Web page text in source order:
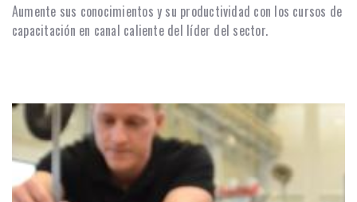
Aumente sus conocimientos y su productividad con los cursos de
capacitación en canal caliente del líder del sector.